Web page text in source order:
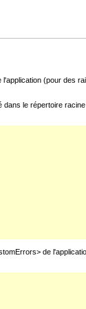
(pour des
le répertoire
de